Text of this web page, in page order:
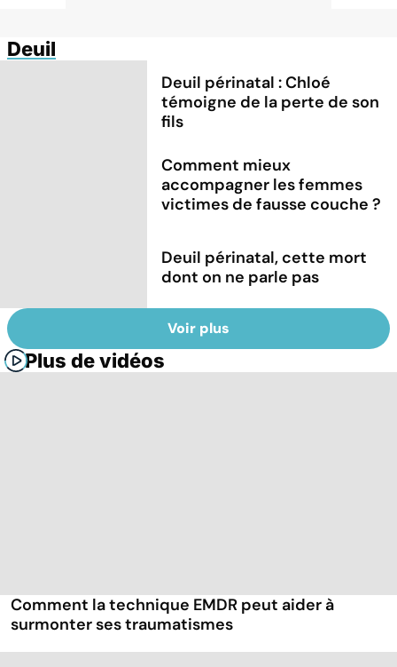
Deuil
Deuil périnatal : Chloé
témoigne de la perte de son
fils
Comment mieux
accompagner les femmes
victimes de fausse couche ?
Deuil périnatal, cette mort
dont on ne parle pas
Voir plus
Plus de vidéos
Comment la technique EMDR peut aider à
surmonter ses traumatismes